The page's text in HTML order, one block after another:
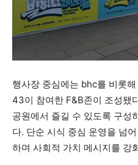
행사장 중심에는 bhc를 비롯해
43이 참여한 F&B존이 조성됐
공원에서 즐길 수 있도록 구성
다. 단순 시식 중심 운영을 넘
하며 사회적 가치 메시지를 강